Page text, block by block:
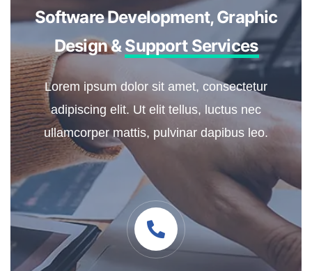
Software Development, Graphic
Design &Support Services
Lorem ipsum dolor sit amet, consectetur
adipiscing elit. Ut elit tellus, luctus nec
ullamcorper mattis, pulvinar dapibus leo.